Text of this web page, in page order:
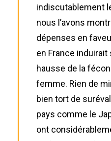
indiscutablement
nous l’avons
dépenses en
en France
hausse de la
femme. Rien de
bien tort de
pays comme le
ont